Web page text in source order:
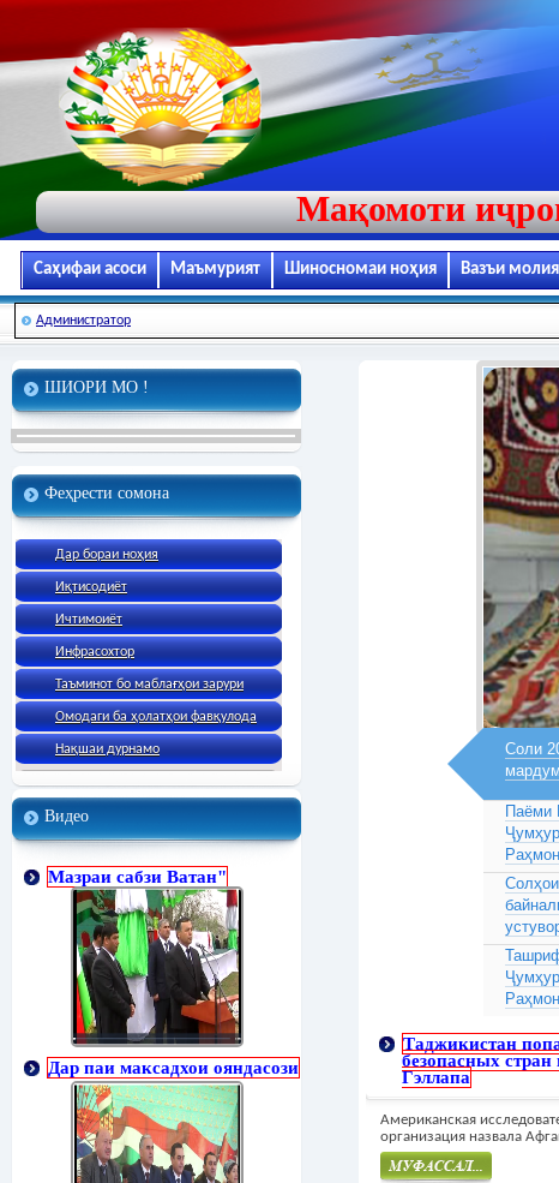
Мақомоти
Саҳифаи асоси Маъмурият Шиносномаи ноҳия Вазъи
Администратор
ШИОРИ МО !
Феҳрести сомона
Дар бораи ноҳия
Иқтисодиёт
Ичтимоиёт
Инфрасохтор
Таъминот бо маблағҳои зарури
Омодаги ба ҳолатҳои фавқулода
Нақшаи дурнамо
Видео
Мазраи сабзи Ватан"
Дар паи максадхои ояндасози
Соли
Паёми
Таджикистан
безопасных
Гэллапа
Американская
организация назвала